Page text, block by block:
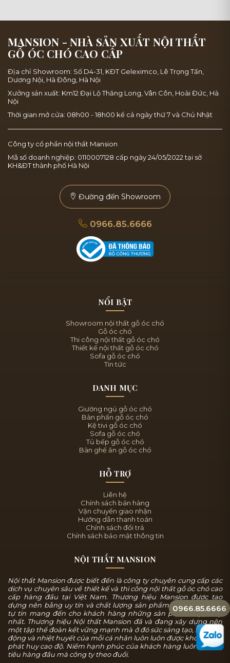
0966.85.6666
MANSION - NHÀ SẢN XUẤT NỘI THẤT
GỖ ÓC CHÓ CAO CẤP
Địa chỉ Showroom: Số D4-31, KĐT Geleximco, Lê Trọng Tấn,
Dương Nội, Hà Đông, Hà Nội
Xưởng sản xuất: Km12 Đại Lộ Thăng Long, Vân Côn, Hoài Đức, Hà
Nội
Thời gian mở cửa: 08h00 - 18h00 kể cả ngày thứ 7 và Chủ Nhật
Công ty cổ phần nội thất Mansion
Mã số doanh nghiệp: 0110007128 cấp ngày 24/05/2022 tại sở
KH&ĐT thành phố Hà Nội
Đường đến Showroom
0966.85.6666
NỔI BẬT
Showroom nội thất gỗ óc chó
Gỗ óc chó
Thi công nội thất gỗ óc chó
Thiết kế nội thất gỗ óc chó
Sofa gỗ óc chó
Tin tức
DANH MỤC
Giường ngủ gỗ óc chó
Bàn phấn gỗ óc chó
Kệ tivi gỗ óc chó
Sofa gỗ óc chó
Tủ bếp gỗ óc chó
Bàn ghế ăn gỗ óc chó
HỖ TRỢ
Liên hệ
Chính sách bán hàng
Vận chuyển giao nhận
Hướng dẫn thanh toán
Chính sách đổi trả
Chính sách bảo mật thông tin
NỘI THẤT MANSION
Nội thất Mansion được biết đến là công ty chuyên cung cấp các
dịch vụ chuyên sâu về thiết kế và thi công nội thất gỗ óc chó cao
cấp hàng đầu tại Việt Nam. Thương hiệu Mansion được tạo
dựng nên bằng uy tín và chất lượng sản phẩm, chúng tôi luôn
tự tin mang đến cho khách hàng những sản phẩm tuyệt mỹ
nhất. Thương hiệu Nội thất Mansion đã và đang xây dựng nên
một tập thể đoàn kết vững mạnh mà ở đó sức sáng tạo, sự năng
động và nhiệt huyết của mỗi cá nhân luôn luôn được khơi dậy và
phát huy cao độ. Niềm hạnh phúc của khách hàng luôn là mục
tiêu hàng đầu mà công ty theo đuổi.